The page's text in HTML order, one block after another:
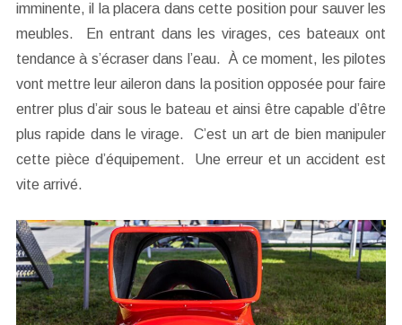
imminente, il la placera dans cette position pour sauver les
meubles. En entrant dans les virages, ces bateaux ont
tendance à s’écraser dans l’eau. À ce moment, les pilotes
vont mettre leur aileron dans la position opposée pour faire
entrer plus d’air sous le bateau et ainsi être capable d’être
plus rapide dans le virage. C’est un art de bien manipuler
cette pièce d’équipement. Une erreur et un accident est
vite arrivé.